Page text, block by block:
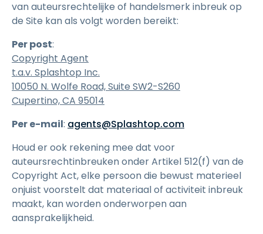
van auteursrechtelijke of handelsmerk inbreuk op
de Site kan als volgt worden bereikt:
Per post:
Copyright Agent
t.a.v. Splashtop Inc.
10050 N. Wolfe Road, Suite SW2-S260
Cupertino, CA 95014
Per e-mail: agents@Splashtop.com
Houd er ook rekening mee dat voor
auteursrechtinbreuken onder Artikel 512(f) van de
Copyright Act, elke persoon die bewust materieel
onjuist voorstelt dat materiaal of activiteit inbreuk
maakt, kan worden onderworpen aan
aansprakelijkheid.